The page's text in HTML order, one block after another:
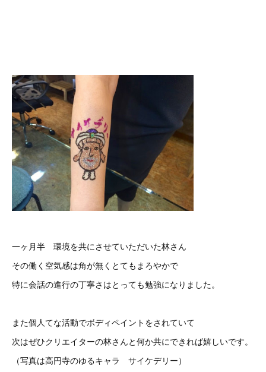
一ヶ月半 環境を共にさせていただいた林さん
その働く空気感は角が無くとてもまろやかで
特に会話の進行の丁寧さはとっても勉強になりました。
また個人てな活動でボディペイントをされていて
次はぜひクリエイターの林さんと何か共にできれば嬉しいです。
（写真は高円寺のゆるキャラ サイケデリー）